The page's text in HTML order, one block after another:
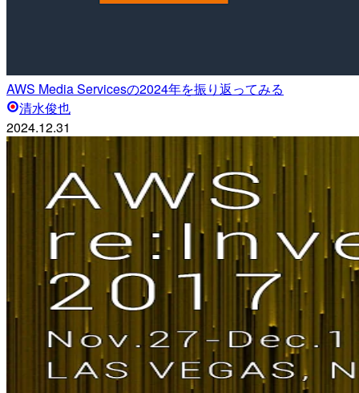
AWS Media Servicesの2024年を振り返ってみる
清水俊也
2024.12.31